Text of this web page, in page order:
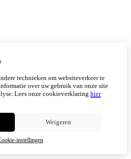
technieken om websiteverkeer te
over uw gebruik van onze site
Lees onze cookieverklaring hier
Weigeren
instellingen